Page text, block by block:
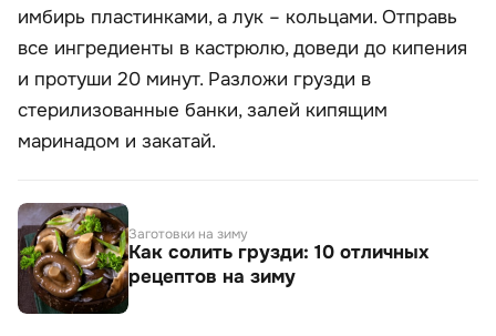
имбирь пластинками, а лук – кольцами. Отправь
все ингредиенты в кастрюлю, доведи до кипения
и протуши 20 минут. Разложи грузди в
стерилизованные банки, залей кипящим
маринадом и закатай.
Заготовки на зиму
Как солить грузди: 10 отличных
рецептов на зиму